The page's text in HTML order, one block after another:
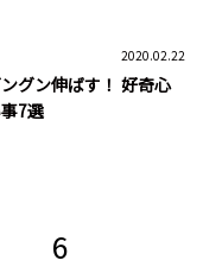
2020.02.22
グン伸ばす！ 好奇心
7選
6